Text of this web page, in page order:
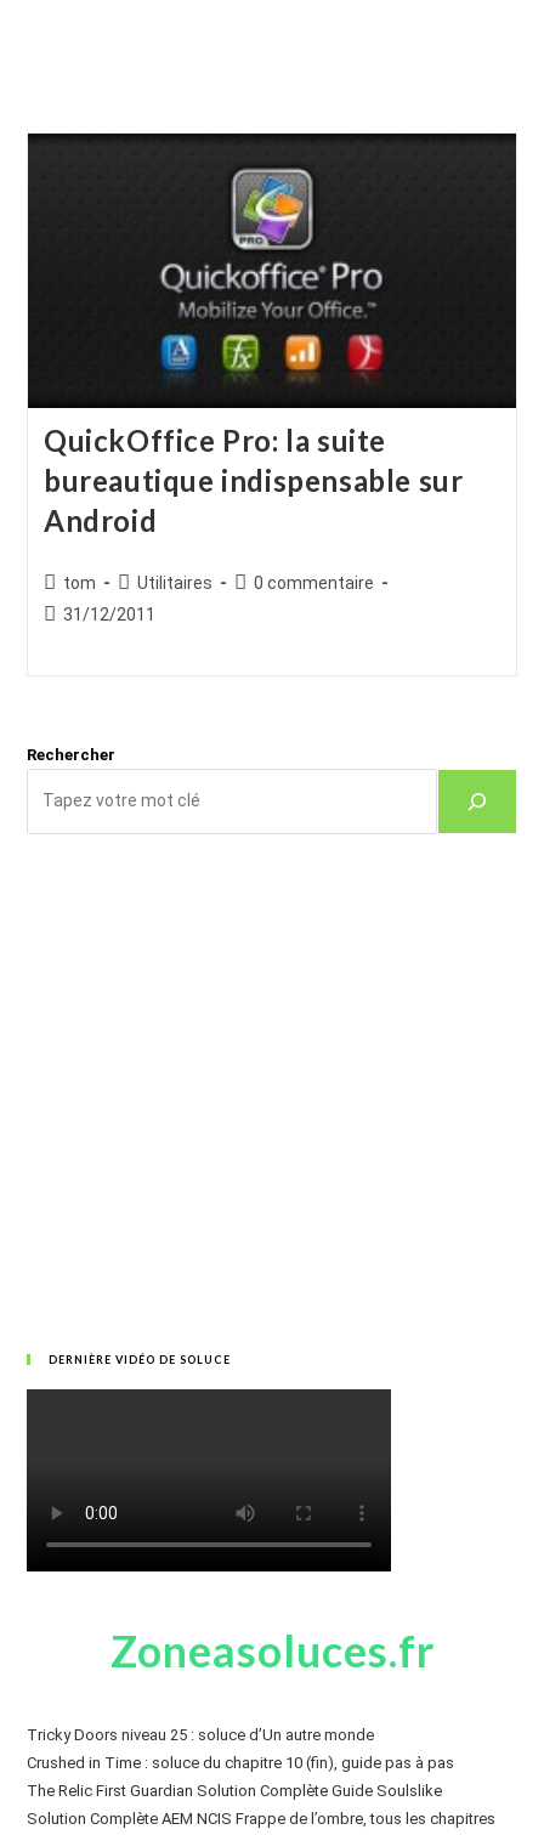
QuickOffice Pro: la suite
bureautique indispensable sur
Android
Auteur/autrice
de
tom
Post
category:
Utilitaires
Commentaires
0 commentaire
Publication
31/12/2011
Rechercher
DERNIÈRE VIDÉO DE SOLUCE
Zoneasoluces.fr
Tricky Doors niveau 25 : soluce d’Un autre monde
Crushed in Time : soluce du chapitre 10 (fin), guide pas à pas
The Relic First Guardian Solution Complète Guide Soulslike
Solution Complète AEM NCIS Frappe de l’ombre, tous les chapitres